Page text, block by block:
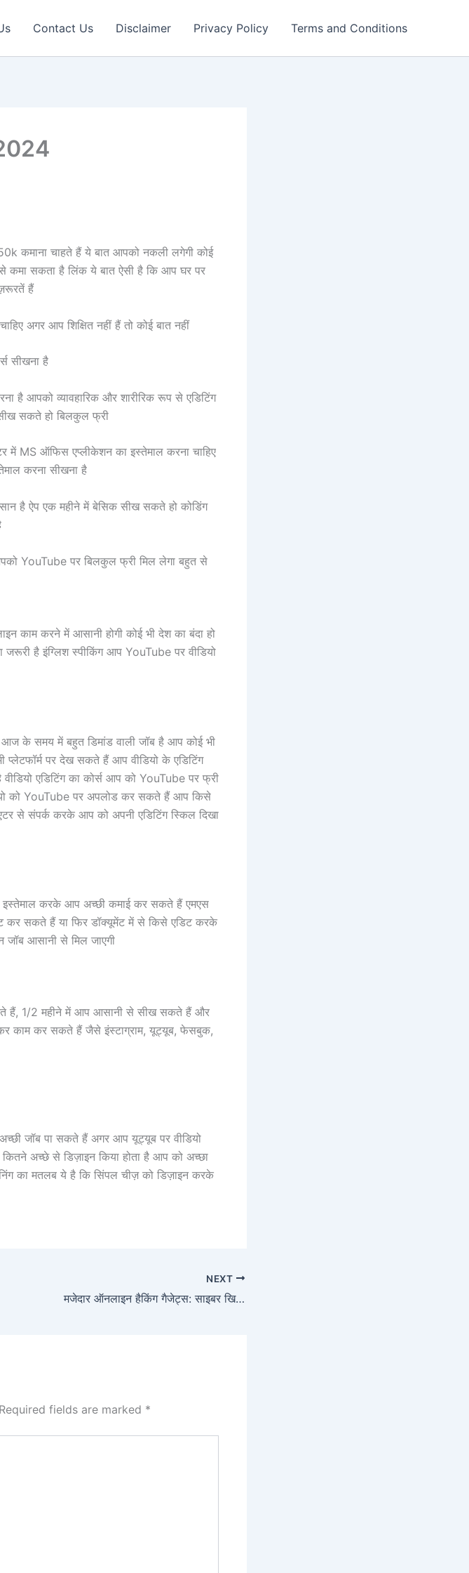
Contact Us Disclaimer Privacy Policy Terms and Conditions
कमाना चाहते हैं ये बात आपको नकली लगेगी कोई
सकता है लिंक ये बात ऐसी है कि आप घर पर
हैं
अगर आप शिक्षित नहीं हैं तो कोई बात नहीं
सीखना है
है आपको व्यावहारिक और शारीरिक रूप से एडिटिंग
सकते हो बिलकुल फ्री
में MS ऑफिस एप्लीकेशन का इस्तेमाल करना चाहिए
करना सीखना है
है ऐप एक महीने में बेसिक सीख सकते हो कोडिंग
YouTube पर बिलकुल फ्री मिल लेगा बहुत से
काम करने में आसानी होगी कोई भी देश का बंदा हो
है इंग्लिश स्पीकिंग आप YouTube पर वीडियो
आज के समय में बहुत डिमांड वाली जॉब है आप कोई भी
पर देख सकते हैं आप वीडियो के एडिटिंग
एडिटिंग का कोर्स आप को YouTube पर फ्री
को YouTube पर अपलोड कर सकते हैं आप किसे
से संपर्क करके आप को अपनी एडिटिंग स्किल दिखा
करके आप अच्छी कमाई कर सकते हैं एमएस
सकते हैं या फिर डॉक्यूमेंट में से किसे एडिट करके
आसानी से मिल जाएगी
हैं, 1/2 महीने में आप आसानी से सीख सकते हैं और
काम कर सकते हैं जैसे इंस्टाग्राम, यूट्यूब, फेसबुक,
जॉब पा सकते हैं अगर आप यूट्यूब पर वीडियो
अच्छे से डिज़ाइन किया होता है आप को अच्छा
का मतलब ये है कि सिंपल चीज़ को डिज़ाइन करके
NEXT
मजेदार ऑनलाइन हैकिंग गैजेट्स: साइबर खिलौनों की रोमांचक दुनिया
Required fields are marked *